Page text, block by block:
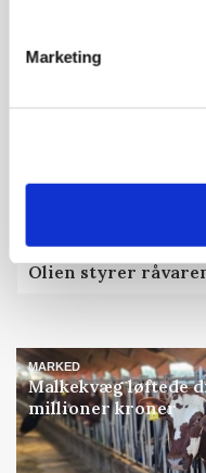
Marketing
Olien styrer
MARKED
Malkekvæg løftede
millioner kroner